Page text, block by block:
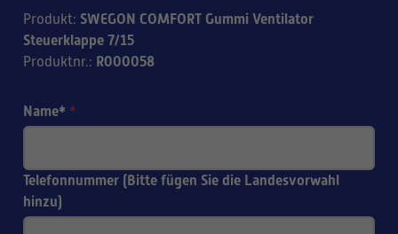
Produkt: SWEGON COMFORT Gummi Ventilator
Steuerklappe 7/15
Produktnr.: R000058
Name* *
Telefonnummer (Bitte fügen Sie die Landesvorwahl
hinzu)